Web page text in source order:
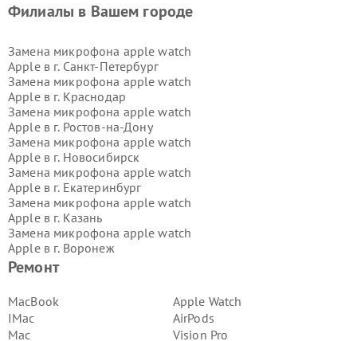
Ремонт
MacBook
IMac
Mac
Apple Watch
AirPods
Vision Pro
Филиалы в Вашем городе
Замена микрофона apple watch
Apple в г. Санкт-Петербург
Замена микрофона apple watch
Apple в г. Краснодар
Замена микрофона apple watch
Apple в г. Ростов-на-Дону
Замена микрофона apple watch
Apple в г. Новосибирск
Замена микрофона apple watch
Apple в г. Екатеринбург
Замена микрофона apple watch
Apple в г. Казань
Замена микрофона apple watch
Apple в г. Воронеж
Замена микрофона apple watch
Замена микрофона apple watch
Apple в г.
Замена микрофона apple watch